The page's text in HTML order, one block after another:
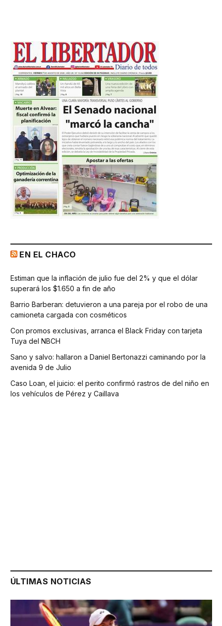
EN EL CHACO
Estiman que la inflación de julio fue del 2% y que el dólar
superará los $1.650 a fin de año
Barrio Barberan: detuvieron a una pareja por el robo de una
camioneta cargada con cosméticos
Con promos exclusivas, arranca el Black Friday con tarjeta
Tuya del NBCH
Sano y salvo: hallaron a Daniel Bertonazzi caminando por la
avenida 9 de Julio
Caso Loan, el juicio: el perito confirmó rastros de del niño en
los vehículos de Pérez y Caillava
ÚLTIMAS NOTICIAS